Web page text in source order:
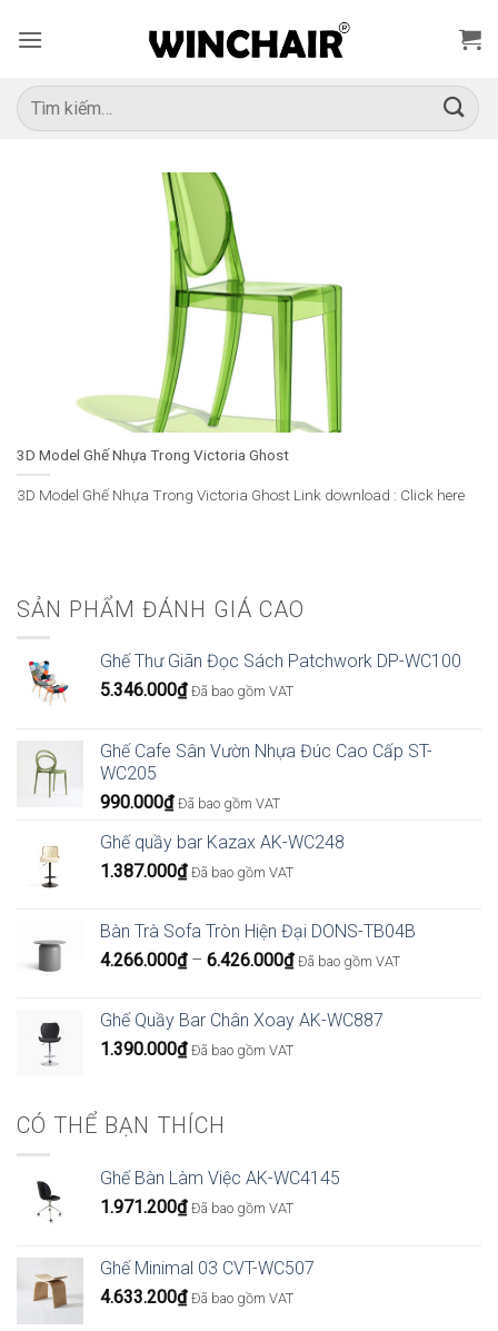
qua
dung
Tìm
kiếm:
3D Model Ghế Nhựa Trong Victoria Ghost
3D Model Ghế Nhựa Trong Victoria Ghost Link download : Click here
SẢN PHẨM ĐÁNH GIÁ CAO
Ghế Thư Giãn Đọc Sách Patchwork DP-WC100
5.346.000₫ Đã bao gồm VAT
Ghế Cafe Sân Vườn Nhựa Đúc Cao Cấp ST-
WC205
990.000₫ Đã bao gồm VAT
Ghế quầy bar Kazax AK-WC248
1.387.000₫ Đã bao gồm VAT
Bàn Trà Sofa Tròn Hiện Đại DONS-TB04B
4.266.000₫ – 6.426.000₫Khoảng
4.266.000₫
đến
Đã bao gồm VAT
Ghế Quầy Bar Chân Xoay AK-WC887
1.390.000₫ Đã bao gồm VAT
CÓ THỂ BẠN THÍCH
Ghế Bàn Làm Việc AK-WC4145
1.971.200₫ Đã bao gồm VAT
Ghế Minimal 03 CVT-WC507
4.633.200₫ Đã bao gồm VAT